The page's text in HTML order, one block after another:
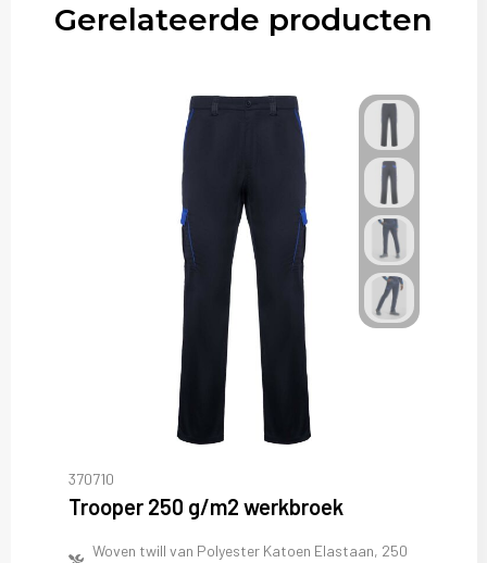
Gerelateerde producten
370710
Trooper 250 g/m2 werkbroek
Woven twill van Polyester Katoen Elastaan, 250